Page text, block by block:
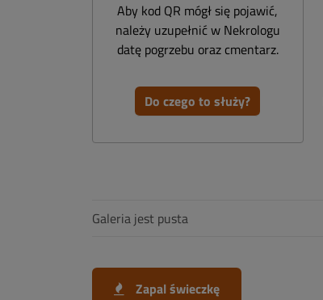
Aby kod QR mógł się pojawić,
należy uzupełnić w Nekrologu
datę pogrzebu oraz cmentarz.
Do czego to służy?
Galeria jest pusta
Zapal świeczkę